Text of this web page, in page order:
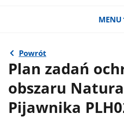
MENU
Powrót
Plan zadań
obszaru
Pijawnika